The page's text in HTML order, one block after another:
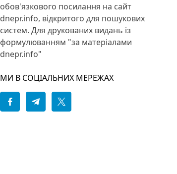
обов'язкового посилання на сайт
dnepr.info, відкритого для пошукових
систем. Для друкованих видань із
формулюванням "за матеріалами
dnepr.info"
МИ В СОЦІАЛЬНИХ МЕРЕЖАХ